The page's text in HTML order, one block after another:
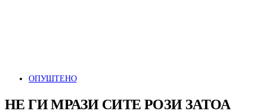
ОПУШТЕНО
НЕ ГИ МРАЗИ СИТЕ РОЗИ ЗАТОА